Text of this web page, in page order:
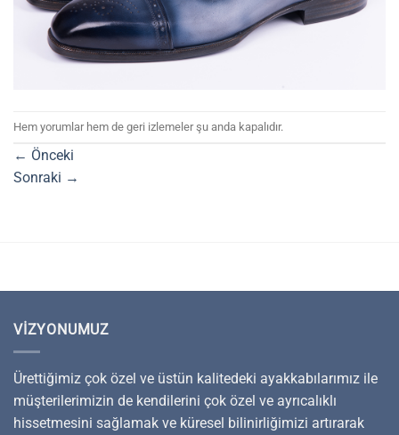
Hem yorumlar hem de geri izlemeler şu anda kapalıdır.
← Önceki
Sonraki →
VIZYONUMUZ
Ürettiğimiz çok özel ve üstün kalitedeki ayakkabılarımız ile
müşterilerimizin de kendilerini çok özel ve ayrıcalıklı
hissetmesini sağlamak ve küresel bilinirliğimizi artırarak